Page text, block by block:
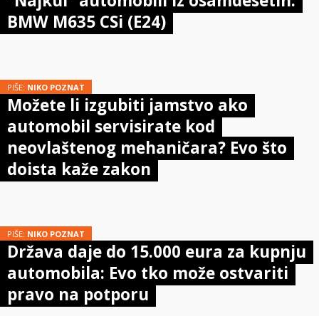
BMW M635 CSi (E24)
PIŠE: NIKO POZNAT
Možete li izgubiti jamstvo ako
automobil servisirate kod
neovlaštenog mehaničara? Evo što
doista kaže zakon
PIŠE: NIKO POZNAT
Država daje do 15.000 eura za kupnju
automobila: Evo tko može ostvariti
pravo na potporu